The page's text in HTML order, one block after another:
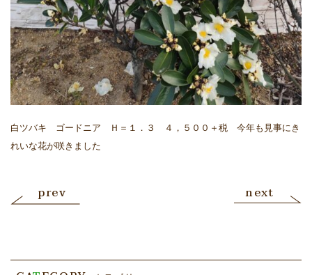
白ツバキ ゴードニア Ｈ＝１．３ ４，５００＋税 今年も見事にき
れいな花が咲きました
prev next